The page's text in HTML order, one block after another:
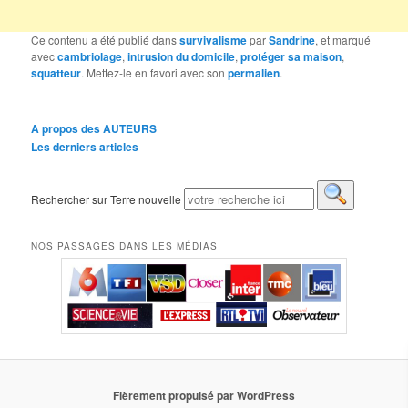
Ce contenu a été publié danssurvivalismeparSandrine, et marqué
aveccambriolage,intrusion du domicile,protéger sa maison,
squatteur. Mettez-le en favori avec sonpermalien.
A propos des AUTEURS
Les derniers articles
Rechercher sur Terre nouvelle
NOS PASSAGES DANS LES MÉDIAS
Fièrement propulsé par WordPress